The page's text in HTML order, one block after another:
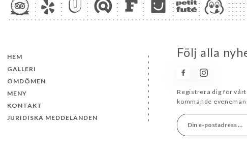
HEM
GALLERI
OMDÖMEN
MENY
KONTAKT
JURIDISKA MEDDELANDEN
Följ alla
Registrera dig för
kommande